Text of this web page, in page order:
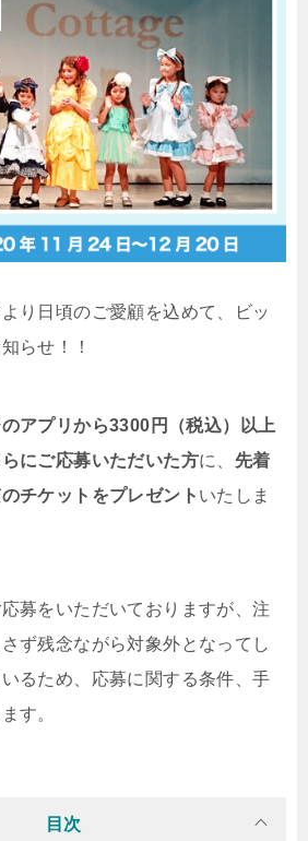
り日頃のご愛顧を込めて、ビッ
らせ！！
アプリから3300円（税込）以上
にご応募いただいた方に、 先着
チケットをプレゼント いたしま
募をいただいておりますが、注
ず残念ながら対象外となってし
るため、応募に関する条件、手
す。
目次